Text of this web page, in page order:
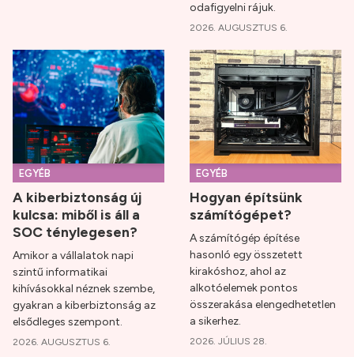
odafigyelni rájuk.
2026. AUGUSZTUS 6.
EGYÉB
A kiberbiztonság új
kulcsa: miből is áll a
SOC ténylegesen?
Amikor a vállalatok napi
szintű informatikai
kihívásokkal néznek szembe,
gyakran a kiberbiztonság az
elsődleges szempont.
2026. AUGUSZTUS 6.
EGYÉB
Hogyan építsünk
számítógépet?
A számítógép építése
hasonló egy összetett
kirakóshoz, ahol az
alkotóelemek pontos
összerakása elengedhetetlen
a sikerhez.
2026. JÚLIUS 28.